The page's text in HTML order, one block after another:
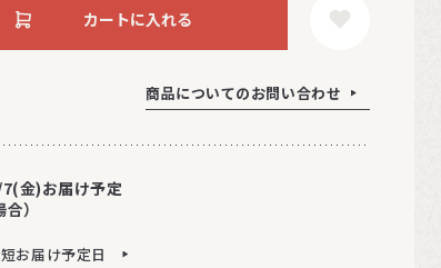
カートに入れる
商品についてのお問い合わせ
金)お届け予定
）
お届け予定日